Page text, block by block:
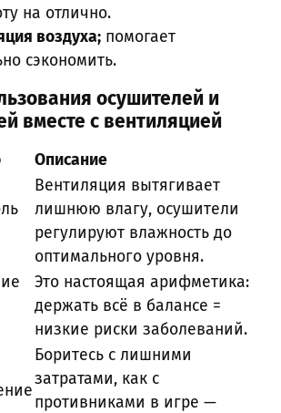
на отлично.
воздуха; помогает
сэкономить.
осушителей и
вместе с вентиляцией
Описание
Вентиляция вытягивает
лишнюю влагу, осушители
регулируют влажность до
оптимального уровня.
Это настоящая арифметика:
держать всё в балансе =
низкие риски заболеваний.
Боритесь с лишними
затратами, как с
противниками в игре —